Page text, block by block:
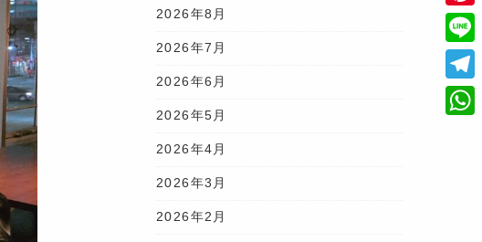
2026年8月
2026年7月
2026年6月
2026年5月
2026年4月
2026年3月
2026年2月
Line